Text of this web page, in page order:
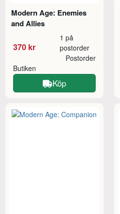
Modern Age: Enemies
and Allies
370 kr
1 på
postorder
Butiken
Postorder
Köp